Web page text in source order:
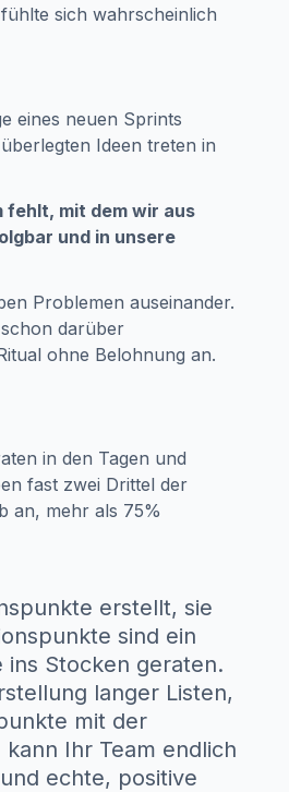
sich wahrscheinlich
eines neuen Sprints
Ideen treten in
fehlt, mit dem wir aus
und in unsere
Problemen auseinander.
darüber
ohne Belohnung an.
in den Tagen und
fast zwei Drittel der
an, mehr als 75%
erstellt, sie
sind ein
Stocken geraten.
langer Listen,
mit der
Ihr Team endlich
echte, positive